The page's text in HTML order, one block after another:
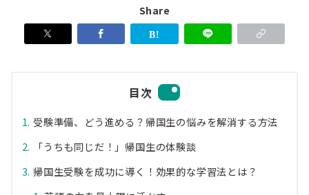
Share
目次
受験準備、どう進める？帰国生の悩みを解消する方法
「うちも同じだ！」帰国生の体験談
帰国生受験を成功に導く！効果的な学習法とは？